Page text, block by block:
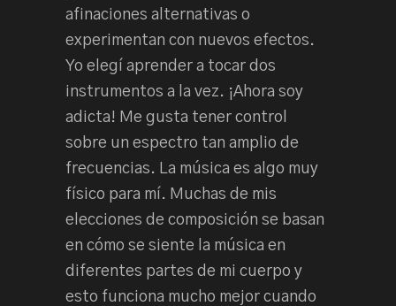
afinaciones alternativas o
experimentan con nuevos efectos.
Yo elegí aprender a tocar dos
instrumentos a la vez. ¡Ahora soy
adicta! Me gusta tener control
sobre un espectro tan amplio de
frecuencias. La música es algo muy
físico para mí. Muchas de mis
elecciones de composición se basan
en cómo se siente la música en
diferentes partes de mi cuerpo y
esto funciona mucho mejor cuando